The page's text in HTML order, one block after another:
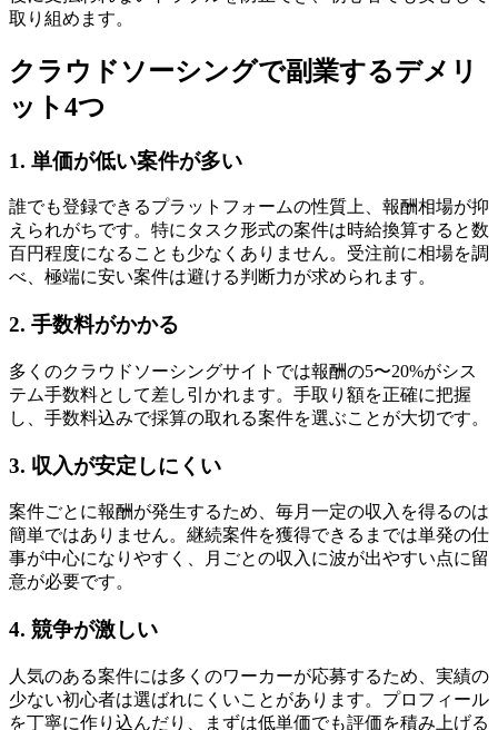
取り組めます。
クラウドソーシングで副業するデメリ
ット4つ
1. 単価が低い案件が多い
誰でも登録できるプラットフォームの性質上、報酬相場が抑
えられがちです。特にタスク形式の案件は時給換算すると数
百円程度になることも少なくありません。受注前に相場を調
べ、極端に安い案件は避ける判断力が求められます。
2. 手数料がかかる
多くのクラウドソーシングサイトでは報酬の5〜20%がシス
テム手数料として差し引かれます。手取り額を正確に把握
し、手数料込みで採算の取れる案件を選ぶことが大切です。
3. 収入が安定しにくい
案件ごとに報酬が発生するため、毎月一定の収入を得るのは
簡単ではありません。継続案件を獲得できるまでは単発の仕
事が中心になりやすく、月ごとの収入に波が出やすい点に留
意が必要です。
4. 競争が激しい
人気のある案件には多くのワーカーが応募するため、実績の
少ない初心者は選ばれにくいことがあります。プロフィール
を丁寧に作り込んだり、まずは低単価でも評価を積み上げる